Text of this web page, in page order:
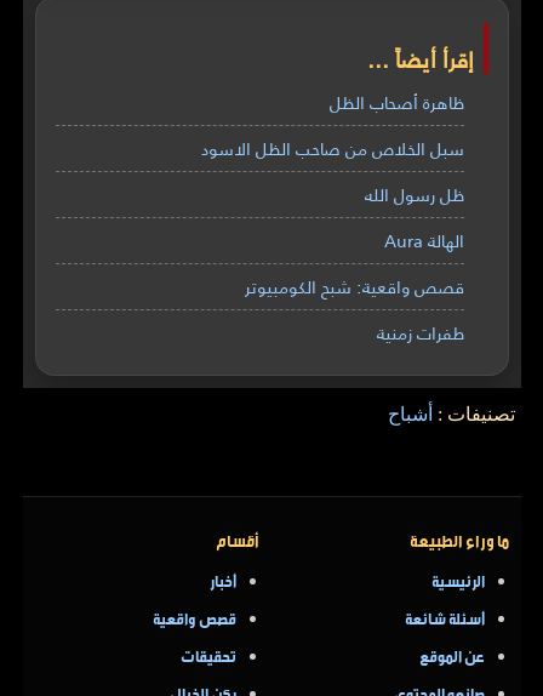
إقرأ أيضاً ...
ظاهرة أصحاب الظل
سبل الخلاص من صاحب الظل الاسود
ظل رسول الله
الهالة Aura
قصص واقعية: شبح الكومبيوتر
طفرات زمنية
تصنيفات : أشباح
ما وراء الطبيعة
الرئيسية
أسئلة شائعة
عن الموقع
أقسام
أخبار
قصص واقعية
تحقيقات